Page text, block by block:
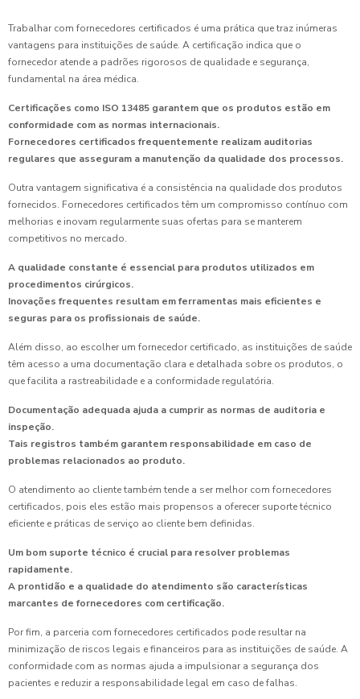
Trabalhar com fornecedores certificados é uma prática que traz inúmeras
vantagens para instituições de saúde. A certificação indica que o
fornecedor atende a padrões rigorosos de qualidade e segurança,
fundamental na área médica.
Certificações como ISO 13485 garantem que os produtos estão em
conformidade com as normas internacionais.
Fornecedores certificados frequentemente realizam auditorias
regulares que asseguram a manutenção da qualidade dos processos.
Outra vantagem significativa é a consistência na qualidade dos produtos
fornecidos. Fornecedores certificados têm um compromisso contínuo com
melhorias e inovam regularmente suas ofertas para se manterem
competitivos no mercado.
A qualidade constante é essencial para produtos utilizados em
procedimentos cirúrgicos.
Inovações frequentes resultam em ferramentas mais eficientes e
seguras para os profissionais de saúde.
Além disso, ao escolher um fornecedor certificado, as instituições de saúde
têm acesso a uma documentação clara e detalhada sobre os produtos, o
que facilita a rastreabilidade e a conformidade regulatória.
Documentação adequada ajuda a cumprir as normas de auditoria e
inspeção.
Tais registros também garantem responsabilidade em caso de
problemas relacionados ao produto.
O atendimento ao cliente também tende a ser melhor com fornecedores
certificados, pois eles estão mais propensos a oferecer suporte técnico
eficiente e práticas de serviço ao cliente bem definidas.
Um bom suporte técnico é crucial para resolver problemas
rapidamente.
A prontidão e a qualidade do atendimento são características
marcantes de fornecedores com certificação.
Por fim, a parceria com fornecedores certificados pode resultar na
minimização de riscos legais e financeiros para as instituições de saúde. A
conformidade com as normas ajuda a impulsionar a segurança dos
pacientes e reduzir a responsabilidade legal em caso de falhas.